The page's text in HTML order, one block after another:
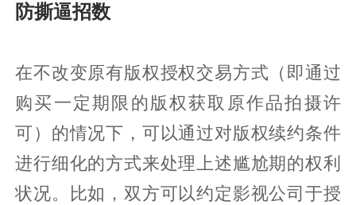
防撕逼招数
在不改变原有版权授权交易方式（即通过
购买一定期限的版权获取原作品拍摄许
可）的情况下，可以通过对版权续约条件
进行细化的方式来处理上述尴尬期的权利
状况。比如，双方可以约定影视公司于授